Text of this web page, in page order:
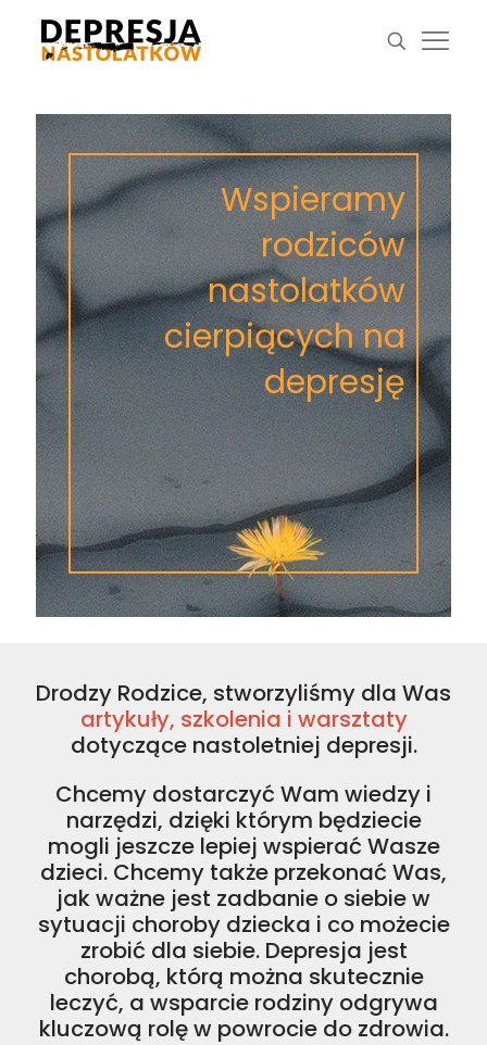
Wspieramy
rodziców
nastolatków
cierpiących na
depresję
Drodzy Rodzice, stworzyliśmy dla Was
artykuły, szkolenia i warsztaty
dotyczące nastoletniej depresji.
Chcemy dostarczyć Wam wiedzy i
narzędzi, dzięki którym będziecie
mogli jeszcze lepiej wspierać Wasze
dzieci. Chcemy także przekonać Was,
jak ważne jest zadbanie o siebie w
sytuacji choroby dziecka i co możecie
zrobić dla siebie. Depresja jest
chorobą, którą można skutecznie
leczyć, a wsparcie rodziny odgrywa
kluczową rolę w powrocie do zdrowia.